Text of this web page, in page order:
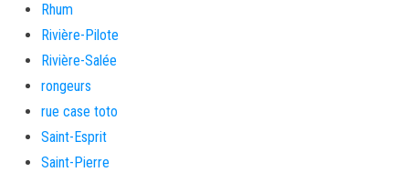
Rhum
Rivière-Pilote
Rivière-Salée
rongeurs
rue case toto
Saint-Esprit
Saint-Pierre